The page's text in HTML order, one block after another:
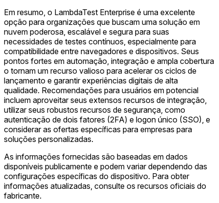
Em resumo, o LambdaTest Enterprise é uma excelente
opção para organizações que buscam uma solução em
nuvem poderosa, escalável e segura para suas
necessidades de testes contínuos, especialmente para
compatibilidade entre navegadores e dispositivos. Seus
pontos fortes em automação, integração e ampla cobertura
o tornam um recurso valioso para acelerar os ciclos de
lançamento e garantir experiências digitais de alta
qualidade. Recomendações para usuários em potencial
incluem aproveitar seus extensos recursos de integração,
utilizar seus robustos recursos de segurança, como
autenticação de dois fatores (2FA) e logon único (SSO), e
considerar as ofertas específicas para empresas para
soluções personalizadas.
As informações fornecidas são baseadas em dados
disponíveis publicamente e podem variar dependendo das
configurações específicas do dispositivo. Para obter
informações atualizadas, consulte os recursos oficiais do
fabricante.